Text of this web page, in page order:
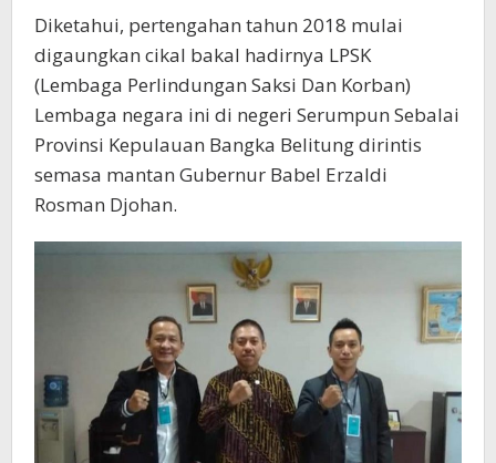
Diketahui, pertengahan tahun 2018 mulai
digaungkan cikal bakal hadirnya LPSK
(Lembaga Perlindungan Saksi Dan Korban)
Lembaga negara ini di negeri Serumpun Sebalai
Provinsi Kepulauan Bangka Belitung dirintis
semasa mantan Gubernur Babel Erzaldi
Rosman Djohan.